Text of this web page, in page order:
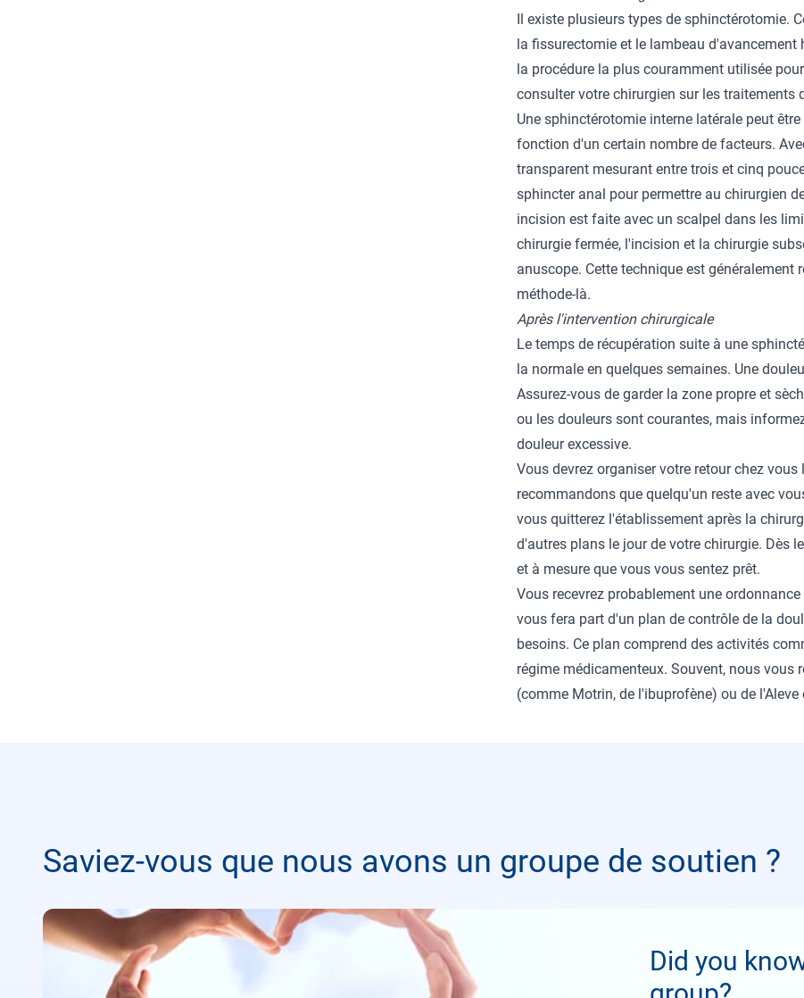
Il existe plusieurs types de sphinctérotomie.
la fissurectomie et le lambeau
la procédure la plus couramment utilisée
consulter votre chirurgien sur les traitements
Une sphinctérotomie interne latérale peut
fonction d'un certain nombre de facteurs.
transparent mesurant entre trois et cinq
sphincter anal pour permettre au chirurgien
incision est faite avec un scalpel dans les
chirurgie fermée, l'incision et la chirurgie
anuscope. Cette technique est
méthode-là.
Après l'intervention chirurgicale
Le temps de récupération suite à une
la normale en quelques semaines. Une
Assurez-vous de garder la zone propre et
ou les douleurs sont courantes, mais
douleur excessive.
Vous devrez organiser votre retour chez
recommandons que quelqu'un reste avec
vous quitterez l'établissement après la
d'autres plans le jour de votre chirurgie. Dès
et à mesure que vous vous sentez prêt.
Vous recevrez probablement une
vous fera part d'un plan de contrôle de la
besoins. Ce plan comprend des activités
régime médicamenteux. Souvent, nous vous
(comme Motrin, de l'ibuprofène) ou de
Saviez-vous que nous avons un groupe de soutien ?
Did you